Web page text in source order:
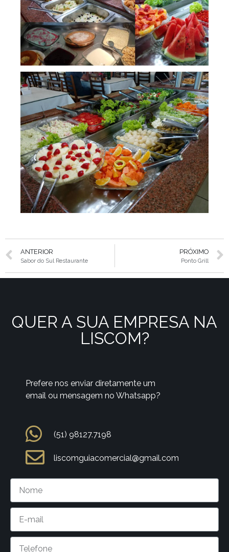
ANTERIOR
Sabor do Sul Restaurante
PRÓXIMO
Ponto Grill
QUER A SUA EMPRESA NA
LISCOM?
Prefere nos enviar diretamente um
email ou mensagem no Whatsapp?
(51) 98127.7198
liscomguiacomercial@gmail.com